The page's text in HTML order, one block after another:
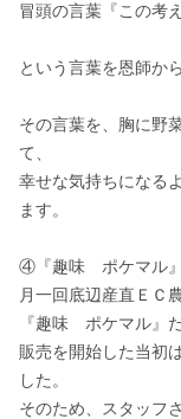
冒頭の言葉『この考
という言葉を恩師か
その言葉を、胸に野
て、
幸せな気持ちになる
ます。
④『趣味　ポケマル』
月一回底辺産直ＥＣ
『趣味　ポケマル』
販売を開始した当初
した。
そのため、スタッフ